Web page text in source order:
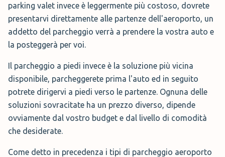
parking valet invece è leggermente più costoso, dovrete
presentarvi direttamente alle partenze dell'aeroporto, un
addetto del parcheggio verrà a prendere la vostra auto e
la posteggerà per voi.
Il parcheggio a piedi invece è la soluzione più vicina
disponibile, parcheggerete prima l'auto ed in seguito
potrete dirigervi a piedi verso le partenze. Ognuna delle
soluzioni sovracitate ha un prezzo diverso, dipende
ovviamente dal vostro budget e dal livello di comodità
che desiderate.
Come detto in precedenza i tipi di parcheggio aeroporto